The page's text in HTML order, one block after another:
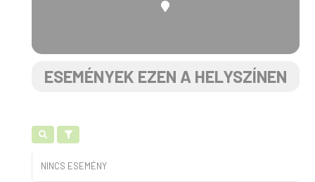
ESEMÉNYEK EZEN A HELYSZÍNEN
NINCS ESEMÉNY